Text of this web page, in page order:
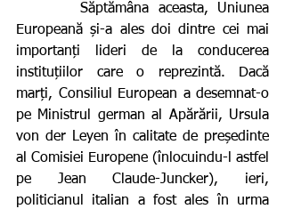
       Săptămâna aceasta, Uniunea
Europeană și-a ales doi dintre cei mai
importanți lideri de la conducerea
instituțiilor care o reprezintă. Dacă
marți, Consiliul European a desemnat-o
pe Ministrul german al Apărării, Ursula
von der Leyen în calitate de președinte
al Comisiei Europene (înlocuindu-l astfel
pe Jean Claude-Juncker), ieri,
politicianul italian a fost ales în urma